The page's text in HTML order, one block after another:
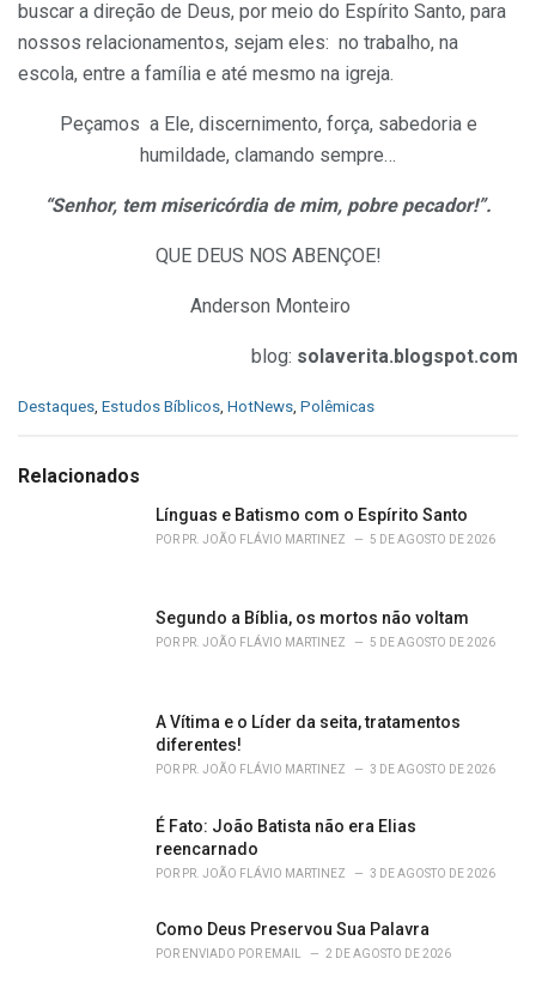
buscar a direção de Deus, por meio do Espírito Santo, para
nossos relacionamentos, sejam eles: no trabalho, na
escola, entre a família e até mesmo na igreja.
Peçamos a Ele, discernimento, força, sabedoria e
humildade, clamando sempre…
“Senhor, tem misericórdia de mim, pobre pecador!”.
QUE DEUS NOS ABENÇOE!
Anderson Monteiro
blog: solaverita.blogspot.com
C
e
Destaques, Estudos Bíblicos, HotNews, Polêmicas
Relacionados
Línguas e Batismo com o Espírito Santo
POR PR. JOÃO FLÁVIO MARTINEZ 5 DE AGOSTO DE 2026
Segundo a Bíblia, os mortos não voltam
POR PR. JOÃO FLÁVIO MARTINEZ 5 DE AGOSTO DE 2026
A Vítima e o Líder da seita, tratamentos
diferentes!
POR PR. JOÃO FLÁVIO MARTINEZ 3 DE AGOSTO DE 2026
É Fato: João Batista não era Elias
reencarnado
POR PR. JOÃO FLÁVIO MARTINEZ 3 DE AGOSTO DE 2026
Como Deus Preservou Sua Palavra
POR ENVIADO POR EMAIL 2 DE AGOSTO DE 2026